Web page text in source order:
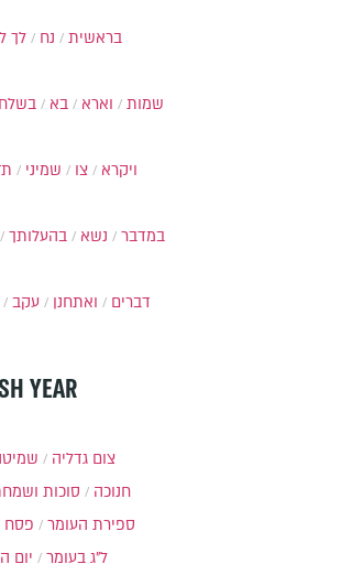
בראשית נח לך
שמות
וארא בא בשלח
ויקרא
צו שמיני
במדבר
נשא בהעלותך
דברים
ואתחנן עקב
YEAR
צום גדליה
סוכות
חנוכה
פסח
ספירת העומר
יום
ל"ג בעומר